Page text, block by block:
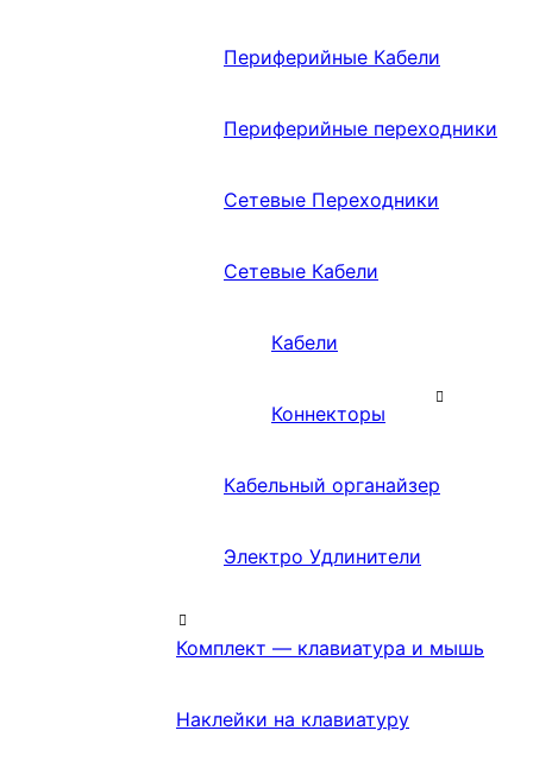
Периферийные Кабели
Периферийные переходники
Сетевые Переходники
Сетевые Кабели
Кабели
Коннекторы
Кабельный органайзер
Электро Удлинители
Комплект — клавиатура и мышь
Наклейки на клавиатуру